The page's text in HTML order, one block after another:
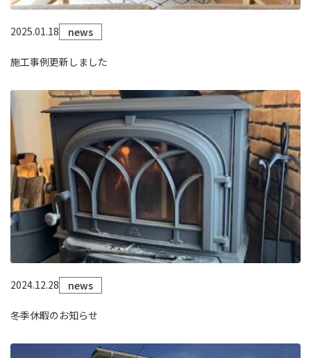
2025.01.18 news
施工事例更新しました
2024.12.28 news
冬季休暇のお知らせ